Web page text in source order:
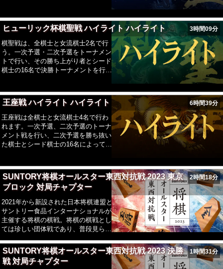
5名では前期成績(前期リーグ勝星>前
期予選勝星)で優勝者・残留者を決め
る。紅白の優勝者で挑戦者決定戦を行
う。
負は例年10月から12月に行われ、先に
4勝した棋士が竜王となる。竜王戦の
優勝賞金は将棋界最高です。
ヒューリック杯棋聖戦 ハイライト ハイライト 3時間09分
棋聖戦は、全棋士と女流棋士2名で行
う。一次予選・二次予選をトーナメン
トで行い、その勝ち上がり者とシード
棋士の16名で決勝トーナメントを行
期よりシステム変更)
王座戦 ハイライト ハイライト 6時間39分
王座戦は全棋士と女流棋士4名で行わ
れます。一次予選、二次予選のトーナ
メント戦を行い、二次予選を勝ち抜い
た棋士とシード棋士の16名によって、
けて王座と挑戦者が五番勝負を行いま
す。
SUNTORY将棋オールスター東西対抗戦 2023 東京
ブロック 対局チャプター
2時間18分
2021年から新設された日本将棋連盟と
サントリー食品インターナショナルが
主催する将棋の棋戦。将棋の棋戦とし
ては珍しい団体戦であり、普段見られ
戦い。東西所属の棋士それぞれファン
投票により選抜された3名、予選を通
過した棋士3名、計6名同士を選抜。
SUNTORY将棋オールスター東西対抗戦 2023 決勝
戦 対局チャプター
1時間31分